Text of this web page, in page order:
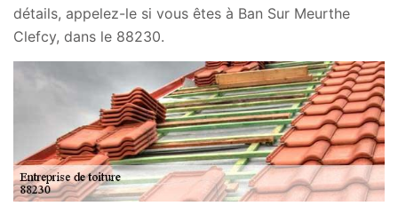
détails, appelez-le si vous êtes à Ban Sur Meurthe
Clefcy, dans le 88230.